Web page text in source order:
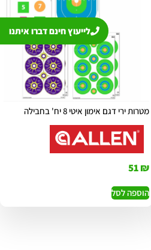
מטרות ירי דגם אימון איטי 8 יח' בחבילה
51₪
הוספה לסל
לייעוץ חינם דברו איתנו